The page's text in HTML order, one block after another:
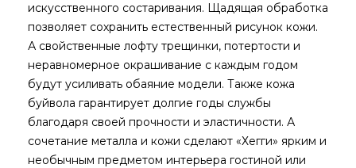
искусственного состаривания. Щадящая обработка
позволяет сохранить естественный рисунок кожи.
А свойственные лофту трещинки, потертости и
неравномерное окрашивание с каждым годом
будут усиливать обаяние модели. Также кожа
буйвола гарантирует долгие годы службы
благодаря своей прочности и эластичности. А
сочетание металла и кожи сделают «Хегги» ярким и
необычным предметом интерьера гостиной или